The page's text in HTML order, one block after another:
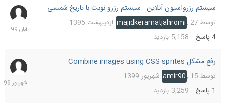
سیستم رزرواسیون آنلاین - سیستم رزرو نوبت با تاریخ شمسی
توسط majidkeramatjahromi ,27 اردیبهشت 1395
4پاسخ 5,158 بازدید
17
آبان
رفع مشکل Combine images using CSS sprites
توسط amir90 ,15 شهریور 1399
پاسخ 3,259 بازدید
16